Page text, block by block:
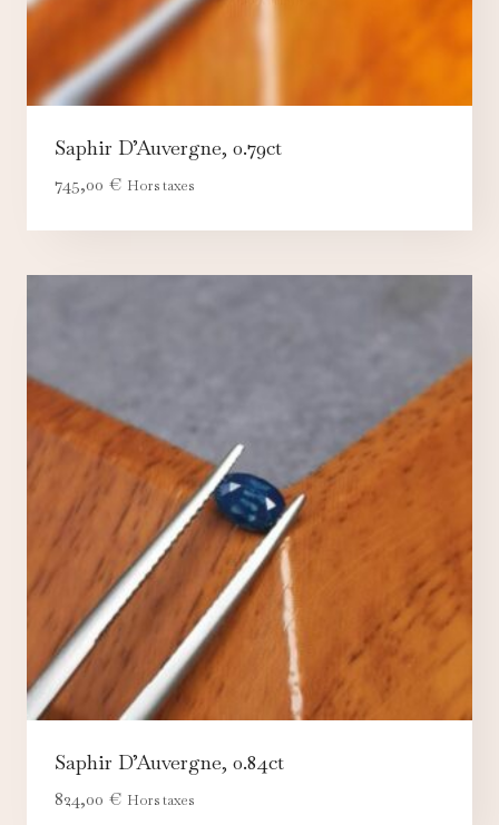
Saphir D’Auvergne, 0.79ct
745,00 € Hors taxes
Saphir D’Auvergne, 0.84ct
824,00 € Hors taxes